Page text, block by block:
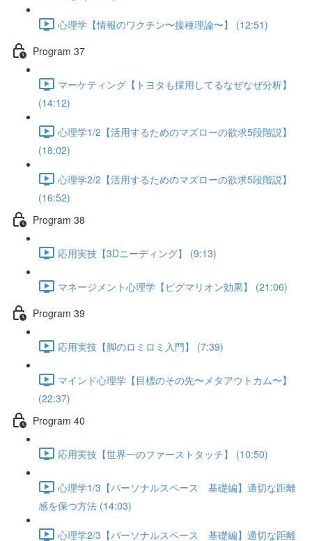
心理学【情報のワクチン〜接種理論〜】 (12:51)
Program 37
マーケティング【トヨタも採用してるなぜなぜ分析】
(14:12)
心理学1/2【活用するためのマズローの欲求5段階説】
(18:02)
心理学2/2【活用するためのマズローの欲求5段階説】
(16:52)
Program 38
応用実技【3Dニーディング】 (9:13)
マネージメント心理学【ピグマリオン効果】 (21:06)
Program 39
応用実技【脚のロミロミ入門】 (7:39)
マインド心理学【目標のその先〜メタアウトカム〜】
(22:37)
Program 40
応用実技【世界一のファーストタッチ】 (10:50)
心理学1/3【パーソナルスペース 基礎編】適切な距離
感を保つ方法 (14:03)
心理学2/3【パーソナルスペース 基礎編】適切な距離